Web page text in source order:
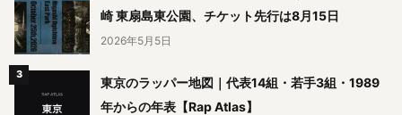
崎 東扇島東公園、チケット先行は8月15日
2026年5月5日
東京のラッパー地図｜代表14組・若手3組・1989
年からの年表【Rap Atlas】